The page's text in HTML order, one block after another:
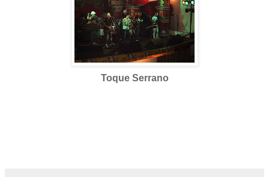
Toque Serrano